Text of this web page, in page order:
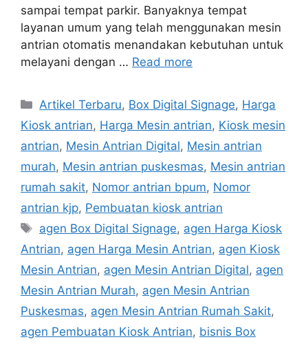
sampai tempat parkir. Banyaknya tempat
layanan umum yang telah menggunakan mesin
antrian otomatis menandakan kebutuhan untuk
melayani dengan … Read more
Categories
Artikel Terbaru, Box Digital Signage, Harga
Kiosk antrian, Harga Mesin antrian, Kiosk mesin
antrian, Mesin Antrian Digital, Mesin antrian
murah, Mesin antrian puskesmas, Mesin antrian
rumah sakit, Nomor antrian bpum, Nomor
antrian kjp, Pembuatan kiosk antrian
Tags
agen Box Digital Signage, agen Harga Kiosk
Antrian, agen Harga Mesin Antrian, agen Kiosk
Mesin Antrian, agen Mesin Antrian Digital, agen
Mesin Antrian Murah, agen Mesin Antrian
Puskesmas, agen Mesin Antrian Rumah Sakit,
agen Pembuatan Kiosk Antrian, bisnis Box